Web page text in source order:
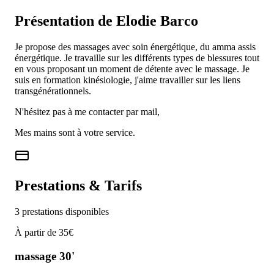
Présentation de Elodie Barco
Je propose des massages avec soin énergétique, du amma assis
énergétique. Je travaille sur les différents types de blessures tout
en vous proposant un moment de détente avec le massage. Je
suis en formation kinésiologie, j'aime travailler sur les liens
transgénérationnels.
N'hésitez pas à me contacter par mail,
Mes mains sont à votre service.
Prestations & Tarifs
3 prestations disponibles
À partir de 35€
massage 30'